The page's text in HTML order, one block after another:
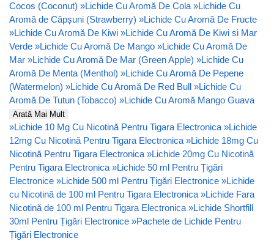
Cocos (Coconut) »Lichide Cu Aromă De Cola »Lichide Cu
Aromă de Căpșuni (Strawberry) »Lichide Cu Aromă De Fructe
»Lichide Cu Aromă De Kiwi »Lichide Cu Aromă De Kiwi si Mar
Verde »Lichide Cu Aromă De Mango »Lichide Cu Aromă De
Mar »Lichide Cu Aromă De Mar (Green Apple) »Lichide Cu
Aromă De Menta (Menthol) »Lichide Cu Aromă De Pepene
(Watermelon) »Lichide Cu Aromă De Red Bull »Lichide Cu
Aromă De Tutun (Tobacco) »Lichide Cu Aromă Mango Guava
Arată Mai Mult
»Lichide 10 Mg Cu Nicotină Pentru Tigara Electronica »Lichide
12mg Cu Nicotină Pentru Tigara Electronica »Lichide 18mg Cu
Nicotină Pentru Tigara Electronica »Lichide 20mg Cu Nicotină
Pentru Tigara Electronica »Lichide 50 ml Pentru Țigări
Electronice »Lichide 500 ml Pentru Țigări Electronice »Lichide
cu Nicotină de 100 ml Pentru Tigara Electronica »Lichide Fara
Nicotină de 100 ml Pentru Tigara Electronica »Lichide Shortfill
30ml Pentru Țigări Electronice »Pachete de Lichide Pentru
Țigări Electronice